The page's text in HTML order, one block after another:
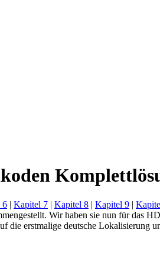
6 | Kapitel 7 | Kapitel 8 | Kapitel 9 |
Wir haben sie nun für das
die erstmalige deutsche Lokalisierung